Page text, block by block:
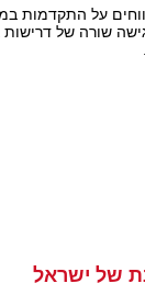
על התקדמות
שורה של דרישות
של ישראל